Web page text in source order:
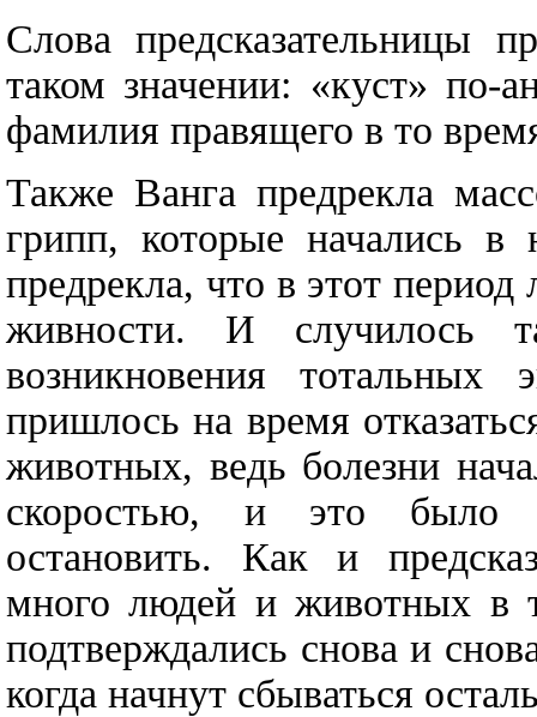
Слова предсказательницы
таком значении: «куст» по-
фамилия правящего в то
Также Ванга предрекла
грипп, которые начались в
предрекла, что в этот
живности. И случилось
возникновения
пришлось на время
животных, ведь болезни
скоростью, и это было
остановить. Как и
много людей и животных в
подтверждались снова и
когда начнут сбываться